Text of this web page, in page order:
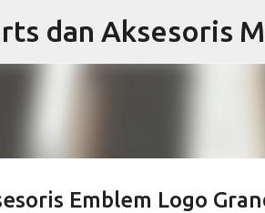
dan Aksesoris
Emblem Logo